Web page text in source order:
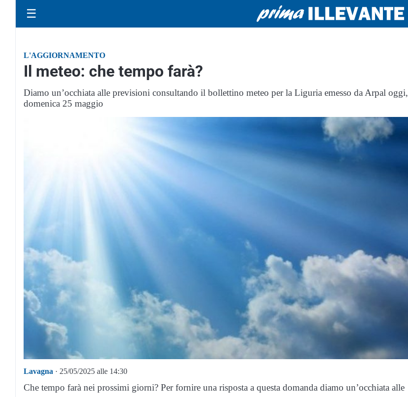
☰
L'AGGIORNAMENTO
Il meteo: che tempo farà?
Diamo un’occhiata alle previsioni consultando il bollettino meteo per la Liguria emesso da Arpal oggi,
domenica 25 maggio
Lavagna · 25/05/2025 alle 14:30
Che tempo farà nei prossimi giorni? Per fornire una risposta a questa domanda diamo un’occhiata alle